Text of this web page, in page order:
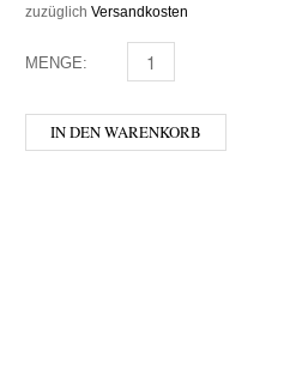
zuzüglich Versandkosten
MENGE: SCHLENKERLA
IN DEN WARENKORB